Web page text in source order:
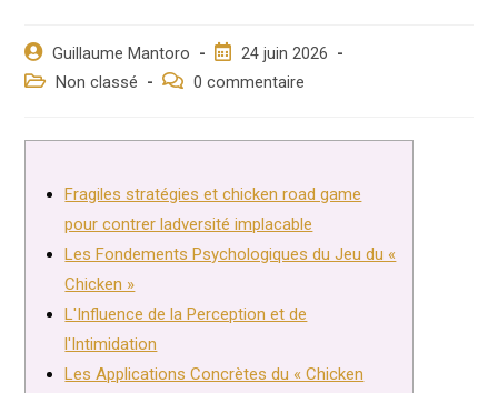
Auteur/autrice
de
Guillaume Mantoro
Post
published:
24 juin 2026
PostNon classé
Post0 commentaire
Fragiles stratégies et chicken road game
pour contrer ladversité implacable
Les Fondements Psychologiques du Jeu du «
Chicken »
L'Influence de la Perception et de
l'Intimidation
Les Applications Concrètes du « Chicken